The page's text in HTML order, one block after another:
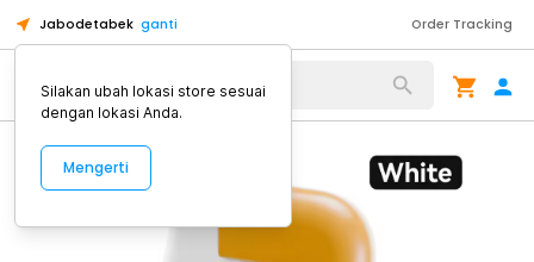
Jabodetabek ganti Order Tracking
Alat Kopi
Silakan ubah lokasi store sesuai
dengan lokasi Anda.
Mengerti